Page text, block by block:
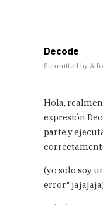
Decode
Submitted by
reply
Ya
se
puede
el
DECODE?
Hola,
expresión
parte y
(yo solo soy
error"